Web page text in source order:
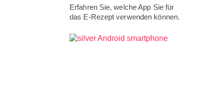
Erfahren Sie, welche App Sie für
das E-Rezept verwenden können.